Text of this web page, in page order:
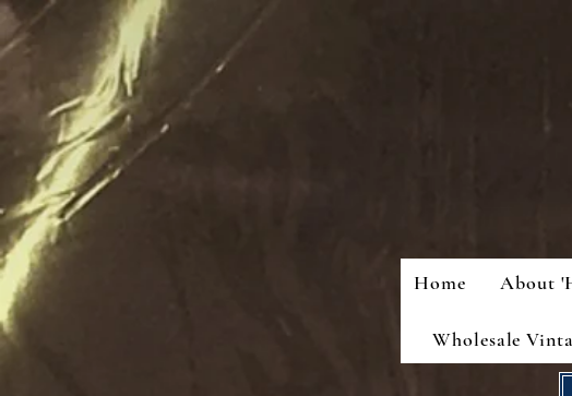
Home About
Wholesale